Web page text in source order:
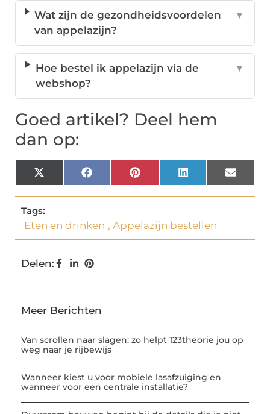
Wat zijn de gezondheidsvoordelen
van appelazijn?
▼
Hoe bestel ik appelazijn via de
webshop?
▼
Goed artikel? Deel hem
dan op:
X
(Twitter)
FacebookPinterestLinkedInEmail
Tags:
Eten en drinken , Appelazijn bestellen
Delen:
Meer Berichten
Van scrollen naar slagen: zo helpt 123theorie jou op
weg naar je rijbewijs
Wanneer kiest u voor mobiele lasafzuiging en
wanneer voor een centrale installatie?